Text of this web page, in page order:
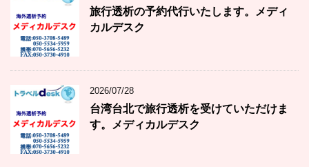
旅行透析の予約代行いたします。メディ
カルデスク
2026/07/28
台湾台北で旅行透析を受けていただけま
す。メディカルデスク